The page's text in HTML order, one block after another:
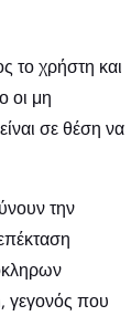
το χρήστη και
οι μη
σε θέση να
την
γεγονός που